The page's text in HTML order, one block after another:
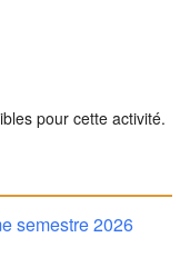
pour cette activité.
semestre 2026